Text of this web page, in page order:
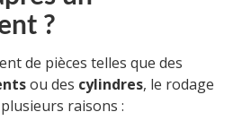
?
de pièces telles que des
ou des cylindres, le rodage
raisons :